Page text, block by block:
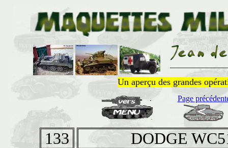
Un aperçu des grandes
Page
133 DODGE